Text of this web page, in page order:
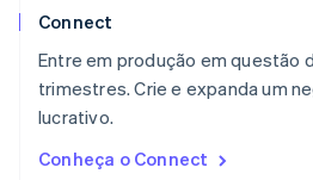
Connect
Entre em produção em questão
trimestres. Crie e expanda um
lucrativo.
Conheça o Connect
Noruega
Nova Zelândia
English
Países Baixos
Polônia